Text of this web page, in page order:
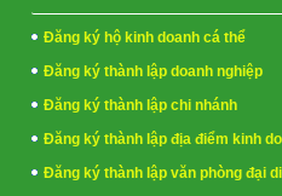
Đăng ký hộ kinh doanh cá thể
Đăng ký thành lập doanh nghiệp
Đăng ký thành lập chi nhánh
Đăng ký thành lập địa điểm kinh
Đăng ký thành lập văn phòng đại